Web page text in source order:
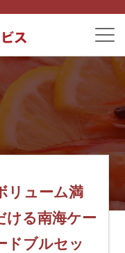
リューム満
ける南海ケー
ドブルセッ